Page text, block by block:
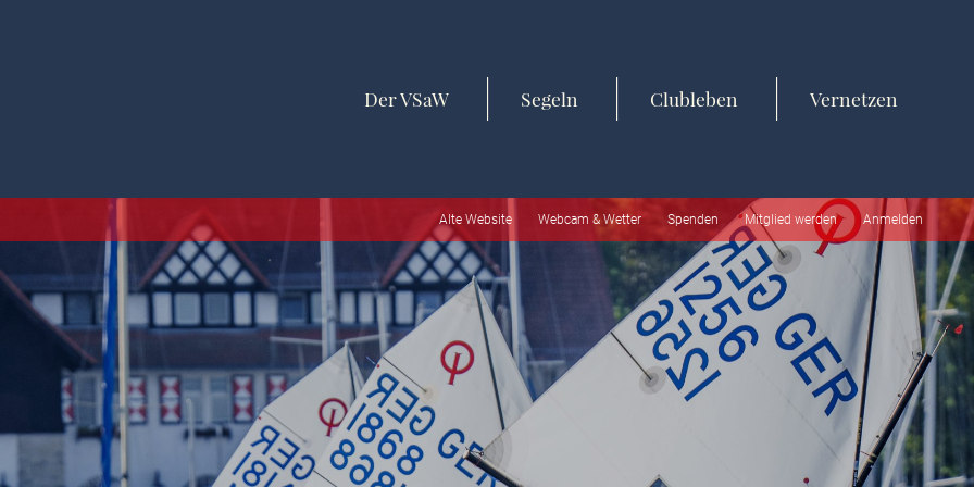
Der VSaW Segeln Clubleben Vernetzen
Alte Website Webcam & Wetter Spenden Mitglied werden Anmelden